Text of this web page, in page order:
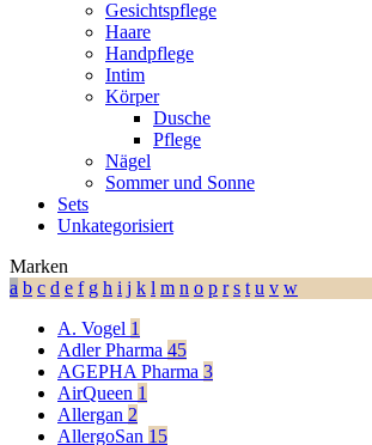
Gesichtspflege
Haare
Handpflege
Intim
Körper
Dusche
Pflege
Nägel
Sommer und Sonne
Sets
Unkategorisiert
Marken
a b c d e f g h i j k l m n o p r s t u v w
A. Vogel 1
Adler Pharma 45
AGEPHA Pharma 3
AirQueen 1
Allergan 2
AllergoSan 15